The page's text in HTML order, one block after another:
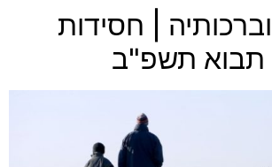
| חסידות
תבוא תשפ"ב